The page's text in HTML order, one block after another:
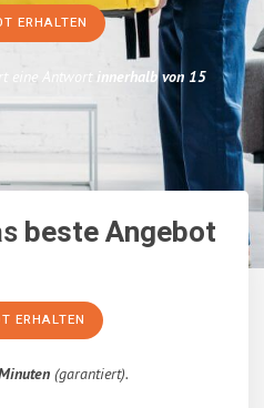
ERHALTEN
eine Antwort innerhalb von 15
beste Angebot
ERHALTEN
(garantiert).